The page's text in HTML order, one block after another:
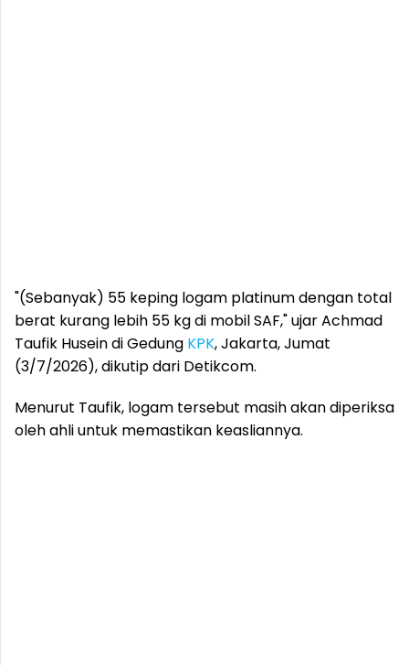
"(Sebanyak) 55 keping logam platinum dengan total
berat kurang lebih 55 kg di mobil SAF," ujar Achmad
Taufik Husein di Gedung KPK, Jakarta, Jumat
(3/7/2026), dikutip dari Detikcom.
Menurut Taufik, logam tersebut masih akan diperiksa
oleh ahli untuk memastikan keasliannya.